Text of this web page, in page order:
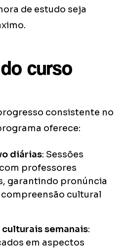
de estudo seja
curso
consistente no
oferece:
diárias: Sessões
professores
garantindo pronúncia
cultural
semanais:
em aspectos